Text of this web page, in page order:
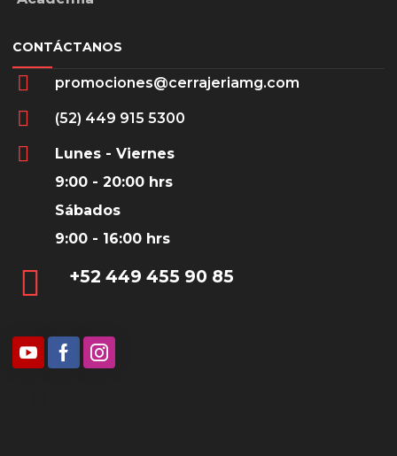
CONTÁCTANOS
promociones@cerrajeriamg.com
(52) 449 915 5300
Lunes - Viernes
9:00 - 20:00 hrs
Sábados
9:00 - 16:00 hrs
‎+52 449 455 90 85